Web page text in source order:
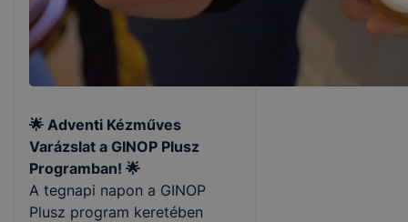
🌟 Adventi Kézműves
Varázslat a GINOP Plusz
Programban! 🌟
A tegnapi napon a GINOP
Plusz program keretében